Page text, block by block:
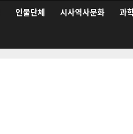
인물단체 시사역사문화 과